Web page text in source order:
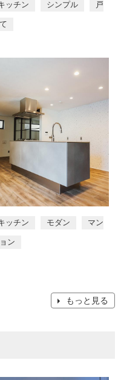
ッチン シンプル 戸
ッチン モダン マン
ン
もっと見る